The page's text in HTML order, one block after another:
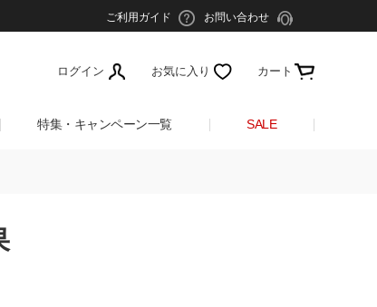
ご利用ガイド お問い合わせ
ログイン お気に入り カート
特集・キャンペーン一覧 SALE